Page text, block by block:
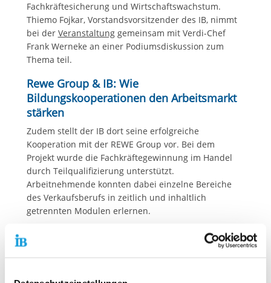
Fachkräftesicherung und Wirtschaftswachstum.
Thiemo Fojkar, Vorstandsvorsitzender des IB, nimmt
bei der Veranstaltunggemeinsam mit Verdi-Chef
Frank Werneke an einer Podiumsdiskussion zum
Thema teil.
Rewe Group & IB: Wie
Bildungskooperationen den Arbeitsmarkt
stärken
Zudem stellt der IB dort seine erfolgreiche
Kooperation mit der REWE Group vor. Bei dem
Projekt wurde die Fachkräftegewinnung im Handel
durch Teilqualifizierung unterstützt.
Arbeitnehmende konnten dabei einzelne Bereiche
des Verkaufsberufs in zeitlich und inhaltlich
getrennten Modulen erlernen.
Bildung ist die nachhaltigste
Wachstumsstrategie. Es kann und